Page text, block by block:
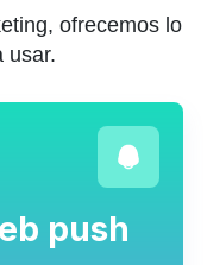
ofrecemos lo
usar.
push